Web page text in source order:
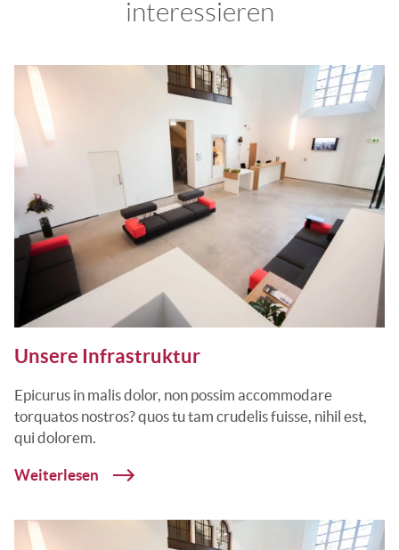
interessieren
Unsere Infrastruktur
Epicurus in malis dolor, non possim accommodare
torquatos nostros? quos tu tam crudelis fuisse, nihil est,
qui dolorem.
Weiterlesen